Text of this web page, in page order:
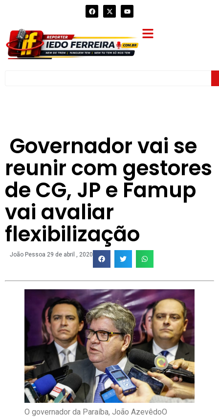
Governador vai se
reunir com gestores
de CG, JP e Famup
vai avaliar
flexibilização
João Pessoa 29 de abril , 2020
O governador da Paraíba, João AzevêdoO